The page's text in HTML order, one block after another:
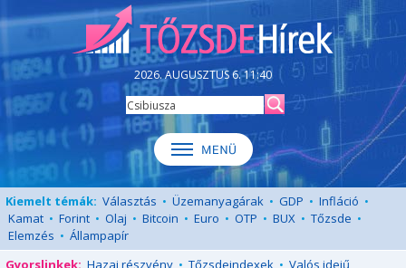
2026. AUGUSZTUS 6. 11:40
Kiemelt témák: Választás • Üzemanyagárak • GDP • Infláció •
Kamat • Forint • Olaj • Bitcoin • Euro • OTP • BUX • Tőzsde •
Elemzés • Állampapír
Gyorslinkek: Hazai részvény • Tőzsdeindexek • Valós idejű